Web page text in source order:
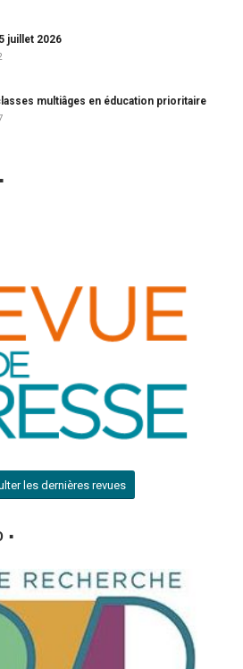
juillet 2026
multiâges en éducation prioritaire
les dernières revues
▪